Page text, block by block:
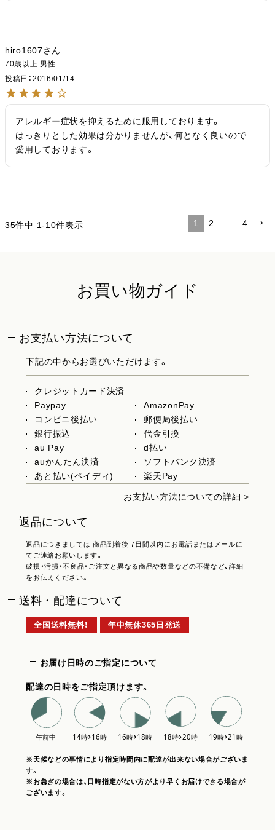
hiro1607
70歳以上 男性
投稿日
2016/01/14
アレルギー症状を抑えるために服用しております。
はっきりとした効果は分かりませんが、何となく良いので
愛用しております。
35件中 1-10件表示 1 2 4
お買い物ガイド
お支払い方法について
下記の中からお選びいただけます。
クレジットカード決済
Paypay
AmazonPay
コンビニ後払い
郵便局後払い
銀行振込
代金引換
au Pay
d払い
auかんたん決済
ソフトバンク決済
あと払い(ペイディ)
楽天Pay
お支払い方法についての詳細 >
返品について
返品につきましては 商品到着後 7日間以内にお電話またはメールに
てご連絡お願いします。
破損・汚損・不良品・ご注文と異なる商品や数量などの不備など、詳細
をお伝えください。
送料・配達について
全国送料無料！ 年中無休365日発送
お届け日時のご指定について
配達の日時をご指定頂けます。
※天候などの事情により指定時間内に配達が出来ない場合がございま
す。
※お急ぎの場合は、日時指定がない方がより早くお届けできる場合が
ございます。